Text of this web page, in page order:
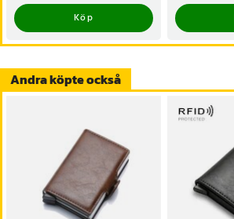
Köp
Andra köpte också